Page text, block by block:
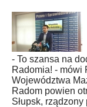
- To szansa na
Radomia! - mówi
Województwa
Radom powien
Słupsk,